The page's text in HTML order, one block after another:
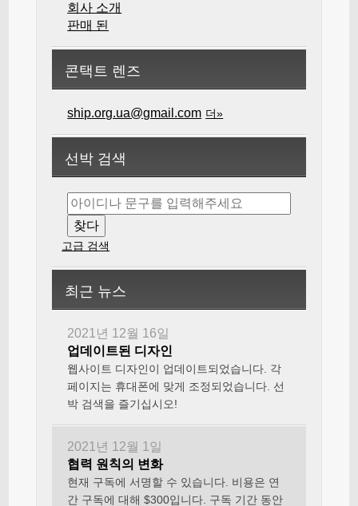
회사 소개
판매 된
콘택트 렌즈
ship.org.ua@gmail.com 더»
선박 검색
고급 검색
최근 뉴스
2021년 12월 16일
업데이트된 디자인
웹사이트 디자인이 업데이트되었습니다. 각
페이지는 휴대폰에 맞게 조정되었습니다. 선
박 검색을 즐기십시오!
2021년 12월 1일
협력 원칙의 변화
현재 구독에 서명할 수 있습니다. 비용은 연
간 구독에 대해 $300입니다. 구독 기간 동안